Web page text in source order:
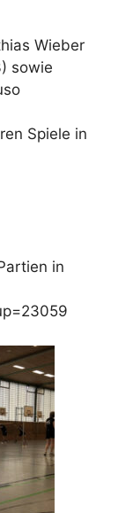
Wieber
sowie
Spiele in
in